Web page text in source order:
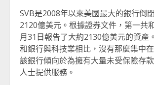
SVB是2008年以來美國最大的銀行倒
2120億美元。根據證券文件，第一共
月31日報告了大約2130億美元的資產
和銀行與科技業相比，沒有那麼集中
該銀行傾向於為擁有大量未受保險存
人士提供服務。